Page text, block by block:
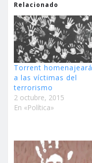
Relacionado
Torrent homenajeará
a las víctimas del
terrorismo
2 octubre, 2015
En «Política»